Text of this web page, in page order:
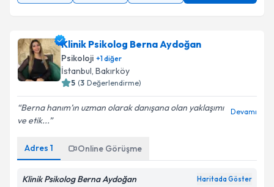
Klinik Psikolog Berna Aydoğan
Psikoloji +1diğer
İstanbul, Bakırköy
5 (3 Değerlendirme)
Berna hanım’ın uzman olarak danışana olan yaklaşımı
ve etik...
Devamı
Adres 1 Online Görüşme
Klinik Psikolog Berna Aydoğan Haritada Göster